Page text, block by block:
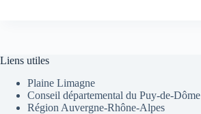
Liens utiles
Plaine Limagne
Conseil départemental du Puy-de-Dôme
Région Auvergne-Rhône-Alpes